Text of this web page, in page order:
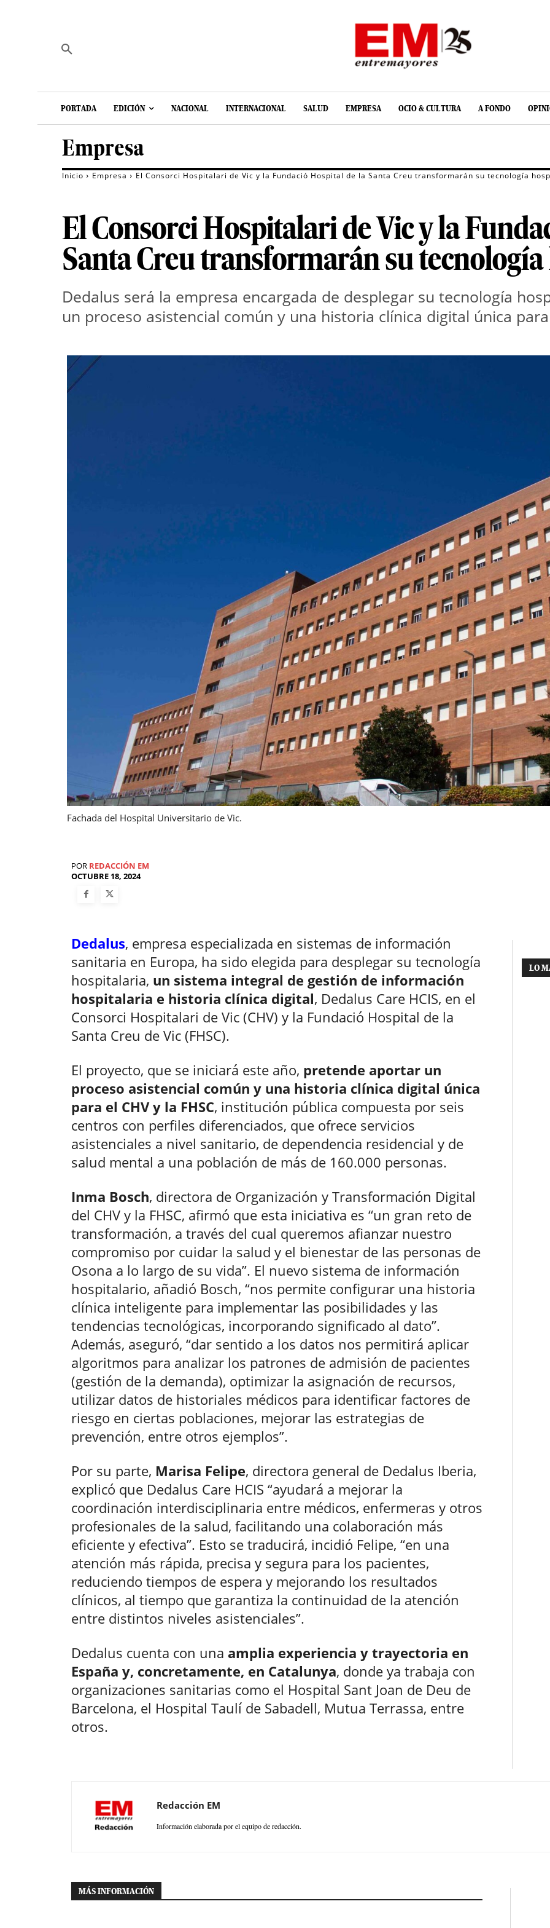
PORTADA EDICIÓN NACIONAL INTERNACIONAL SALUD EMPRESA OCIO & CULTURA A FONDO
Empresa
Inicio Empresa El Consorci Hospitalari de Vic y la Fundació Hospital de la Santa Creu transformarán su tecnología
El Consorci Hospitalari de Vic y la
Santa Creu transformarán su
Dedalus será la empresa encargada de desplegar su tecnología
un proceso asistencial común y una historia clínica digital única para
Fachada del Hospital Universitario de Vic.
POR REDACCIÓN EM
OCTUBRE 18, 2024
Dedalus, empresa especializada en sistemas de información
sanitaria en Europa, ha sido elegida para desplegar su tecnología
hospitalaria, un sistema integral de gestión de información
hospitalaria e historia clínica digital, Dedalus Care HCIS, en el
Consorci Hospitalari de Vic (CHV) y la Fundació Hospital de la
Santa Creu de Vic (FHSC).
El proyecto, que se iniciará este año, pretende aportar un
proceso asistencial común y una historia clínica digital única
para el CHV y la FHSC, institución pública compuesta por seis
centros con perfiles diferenciados, que ofrece servicios
asistenciales a nivel sanitario, de dependencia residencial y de
salud mental a una población de más de 160.000 personas.
Inma Bosch, directora de Organización y Transformación Digital
del CHV y la FHSC, afirmó que esta iniciativa es “un gran reto de
transformación, a través del cual queremos afianzar nuestro
compromiso por cuidar la salud y el bienestar de las personas de
Osona a lo largo de su vida”. El nuevo sistema de información
hospitalario, añadió Bosch, “nos permite configurar una historia
clínica inteligente para implementar las posibilidades y las
tendencias tecnológicas, incorporando significado al dato”.
Además, aseguró, “dar sentido a los datos nos permitirá aplicar
algoritmos para analizar los patrones de admisión de pacientes
(gestión de la demanda), optimizar la asignación de recursos,
utilizar datos de historiales médicos para identificar factores de
riesgo en ciertas poblaciones, mejorar las estrategias de
prevención, entre otros ejemplos”.
Por su parte, Marisa Felipe, directora general de Dedalus Iberia,
explicó que Dedalus Care HCIS “ayudará a mejorar la
coordinación interdisciplinaria entre médicos, enfermeras y otros
profesionales de la salud, facilitando una colaboración más
eficiente y efectiva”. Esto se traducirá, incidió Felipe, “en una
atención más rápida, precisa y segura para los pacientes,
reduciendo tiempos de espera y mejorando los resultados
clínicos, al tiempo que garantiza la continuidad de la atención
entre distintos niveles asistenciales”.
Dedalus cuenta con una amplia experiencia y trayectoria en
España y, concretamente, en Catalunya, donde ya trabaja con
organizaciones sanitarias como el Hospital Sant Joan de Deu de
Barcelona, el Hospital Taulí de Sabadell, Mutua Terrassa, entre
otros.
LO
Redacción EM
Información elaborada por el equipo de redacción.
MÁS INFORMACIÓN